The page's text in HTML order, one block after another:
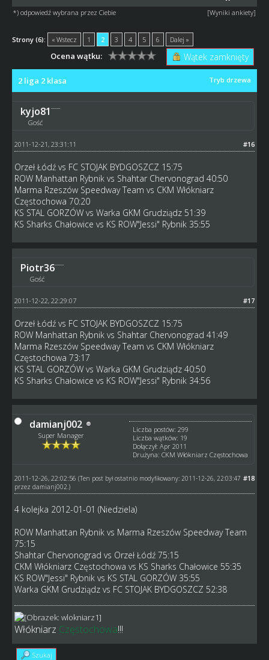
*) odpowiedź wybrana przez Ciebie [Wyniki ankiety]
Strony (6): « Wstecz 1 2 3 4 5 6 Dalej »
Wątek zamknięty
Ocena wątku:
Tryb drzewa
2 liga 2 klasa
kyjo81
Gość
#16
2011-12-21, 23:31:11
Orzeł Łódź vs FC STOJAK BYDGOSZCZ 15:75
ROW Manhattan Rybnik vs Shahtar Chervonograd 40:50
Marma Rzeszów Speedway Team vs CKM Włókniarz
Częstochowa 70:20
KS STAL GORZÓW vs Warka GKM Grudziądz 51:39
KS Sharks Chałowice vs KS ROW"Jessi" Rybnik 35:55
Piotr36
Gość
#17
2011-12-22, 22:29:07
Orzeł Łódź vs FC STOJAK BYDGOSZCZ 15:75
ROW Manhattan Rybnik vs Shahtar Chervonograd 41:49
Marma Rzeszów Speedway Team vs CKM Włókniarz
Częstochowa 73:17
KS STAL GORZÓW vs Warka GKM Grudziądz 40:50
KS Sharks Chałowice vs KS ROW"Jessi" Rybnik 34:56
damianj002
Super Manager
Liczba postów: 299
Liczba wątków: 19
Dołączył: Apr 2011
Drużyna: CKM Włókniarz Częstochowa
#18
2011-12-26, 22:02:56 (Ten post był ostatnio modyfikowany: 2011-12-26, 22:03:47
przez damianj002 .)
4 kolejka 2012-01-01 (Niedziela)
ROW Manhattan Rybnik vs Marma Rzeszów Speedway Team
75:15
Shahtar Chervonograd vs Orzeł Łódź 75:15
CKM Włókniarz Częstochowa vs KS Sharks Chałowice 55:35
KS ROW"Jessi" Rybnik vs KS STAL GORZÓW 35:55
Warka GKM Grudziądz vs FC STOJAK BYDGOSZCZ 52:38
Włókniarz Częstochowa!!!
Szukaj